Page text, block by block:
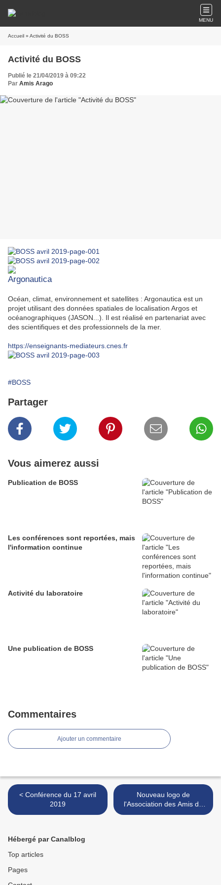
MENU
Accueil » Activité du BOSS
Activité du BOSS
Publié le 21/04/2019 à 09:22
Par Amis Arago
Argonautica
Océan, climat, environnement et satellites : Argonautica est un
projet utilisant des données spatiales de localisation Argos et
océanographiques (JASON...). Il est réalisé en partenariat avec
des scientifiques et des professionnels de la mer.
https://enseignants-mediateurs.cnes.fr
#BOSS
Partager
Vous aimerez aussi
Publication de BOSS
Les conférences sont reportées, mais
l'information continue
Activité du laboratoire
Une publication de BOSS
Commentaires
Ajouter un commentaire
< Conférence du 17 avril
2019
Nouveau logo de
l'Association des Amis du
Laboratoire Arago >
Hébergé par Canalblog
Top articles
Pages